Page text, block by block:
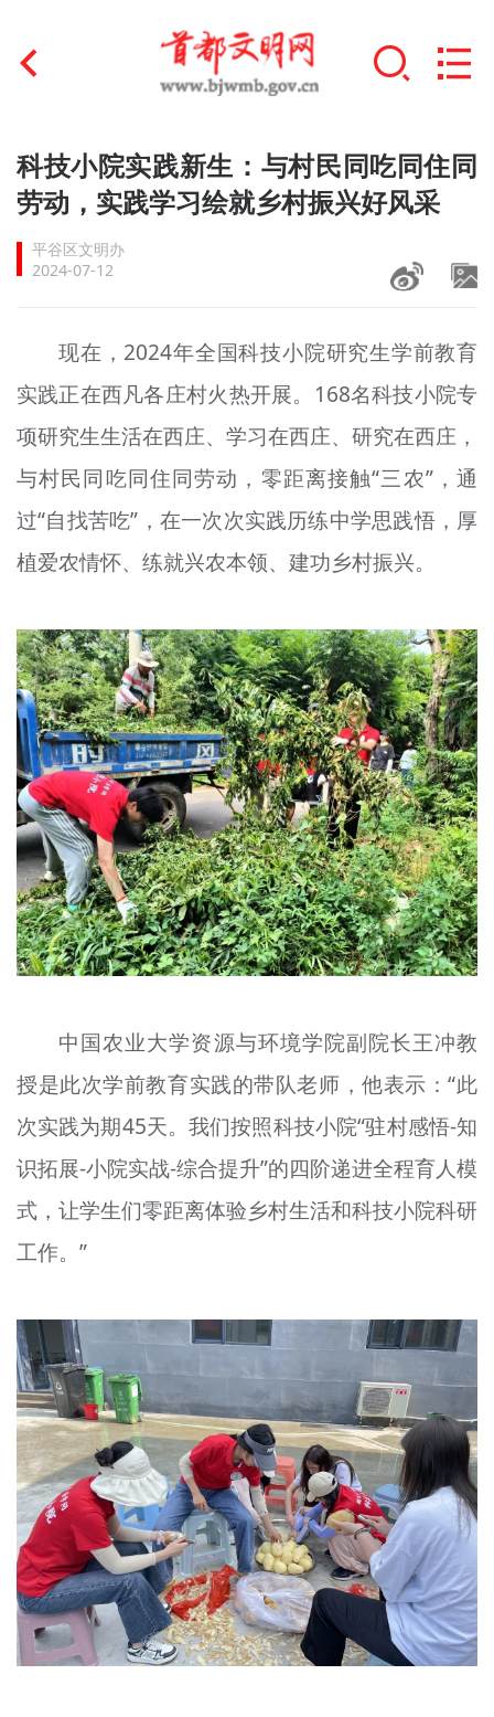
首页
文明创建
文明实践
未成年人思想道德建设
榜样人物
+
身边好人
文明评论
北京宣传文化引导基金
宣传思想文化人才
专题
资料库
+
科技小院实践新生：与村民同吃同住同
劳动，实践学习绘就乡村振兴好风采
平谷区文明办
2024-07-12
现在，2024年全国科技小院研究生学前教育
实践正在西凡各庄村火热开展。168名科技小院专
项研究生生活在西庄、学习在西庄、研究在西庄 ，
与村民同吃同住同劳动，零距离接触“三农”，通
过“自找苦吃”，在一次次实践历练中学思践悟，厚
植爱农情怀、练就兴农本领、建功乡村振兴。
中国农业大学资源与环境学院副院长王冲教
授是此次学前教育实践的带队老师，他表示：“此
次实践为期45天。我们按照科技小院“驻村感悟-知
识拓展-小院实战-综合提升”的四阶递进全程育人模
式，让学生们零距离体验乡村生活和科技小院科研
工作。”